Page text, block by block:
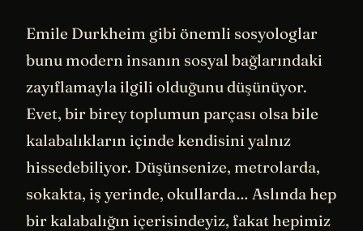
Emile Durkheim gibi önemli sosyologlar
bunu modern insanın sosyal bağlarındaki
zayıflamayla ilgili olduğunu düşünüyor.
Evet, bir birey toplumun parçası olsa bile
kalabalıkların içinde kendisini yalnız
hissedebiliyor. Düşünsenize, metrolarda,
sokakta, iş yerinde, okullarda… Aslında hep
bir kalabalığın içerisindeyiz, fakat hepimiz